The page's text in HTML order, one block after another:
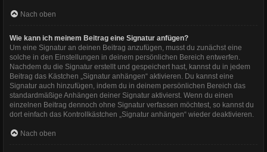
Nach oben
Wie kann ich meinem Beitrag eine Signatur anfügen?
Um eine Signatur an deinen Beitrag anzufügen, musst du zunächst eine
solche in den Einstellungen in deinem persönlichen Bereich entwerfen.
Nachdem du die Signatur erstellt und gespeichert hast, kannst du in jedem
Beitrag das Kästchen „Signatur anhängen“ aktivieren. Du kannst eine
Signatur auch hinzufügen, indem du in deinem persönlichen Bereich das
standardmäßige Anhängen deiner Signatur aktivierst. Wenn du einen
einzelnen Beitrag dennoch ohne Signatur verfassen möchtest, so kannst du
dort einfach das Kontrollkästchen „Signatur anhängen“ wieder deaktivieren.
Nach oben